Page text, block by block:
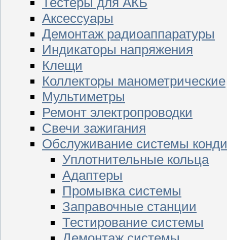
Аксессуары
Демонтаж радиоаппаратуры
Индикаторы напряжения
Клещи
Коллекторы манометрические
Мультиметры
Ремонт электропроводки
Свечи зажигания
Обслуживание системы
Уплотнительные кольца
Адаптеры
Промывка системы
Заправочные станции
Тестирование системы